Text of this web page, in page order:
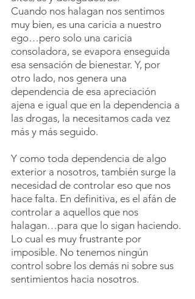
Cuando nos halagan nos sentimos
muy bien, es una caricia a nuestro
ego…pero solo una caricia
consoladora, se evapora enseguida
esa sensación de bienestar. Y, por
otro lado, nos genera una
dependencia de esa apreciación
ajena e igual que en la dependencia a
las drogas, la necesitamos cada vez
más y más seguido.
Y como toda dependencia de algo
exterior a nosotros, también surge la
necesidad de controlar eso que nos
hace falta. En definitiva, es el afán de
controlar a aquellos que nos
halagan…para que lo sigan haciendo.
Lo cual es muy frustrante por
imposible. No tenemos ningún
control sobre los demás ni sobre sus
sentimientos hacia nosotros.